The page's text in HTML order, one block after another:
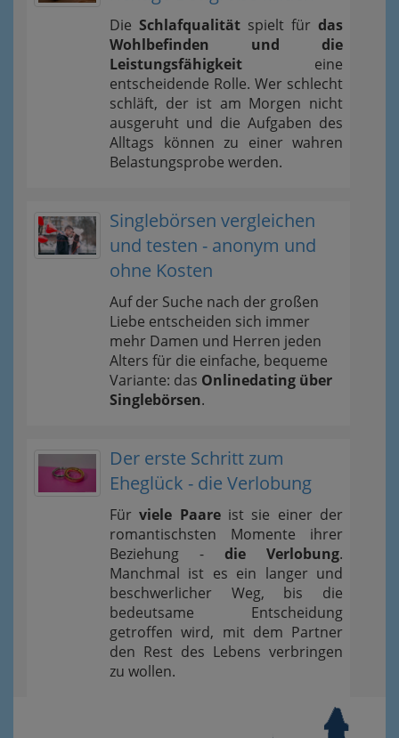
Die Schlafqualität spielt für das
Wohlbefinden und die
Leistungsfähigkeit eine
entscheidende Rolle. Wer schlecht
schläft, der ist am Morgen nicht
ausgeruht und die Aufgaben des
Alltags können zu einer wahren
Belastungsprobe werden.
Singlebörsen vergleichen
und testen - anonym und
ohne Kosten
Auf der Suche nach der großen
Liebe entscheiden sich immer
mehr Damen und Herren jeden
Alters für die einfache, bequeme
Variante: das Onlinedating über
Singlebörsen.
Der erste Schritt zum
Eheglück - die Verlobung
Fürviele Paareist sie einer der
romantischsten Momente ihrer
Beziehung - die Verlobung.
Manchmal ist es ein langer und
beschwerlicher Weg, bis die
bedeutsame Entscheidung
getroffen wird, mit dem Partner
den Rest des Lebens verbringen
zu wollen.